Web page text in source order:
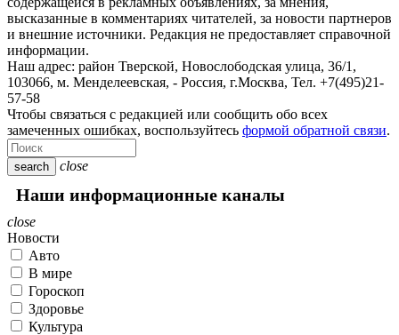
высказанные в комментариях читателей, за новости партнеров
и внешние источники. Редакция не предоставляет справочной
информации.
Наш адрес: район Тверской, Новослободская улица, 36/1 ,
103066, м. Менделеевская, - Россия, г.Москва, Тел. +7(495)21-
57-58
Чтобы связаться с редакцией или сообщить обо всех
замеченных ошибках, воспользуйтесь формой обратной связи.
search close
Наши информационные каналы
close
Новости
Авто
В мире
Гороскоп
Здоровье
Культура